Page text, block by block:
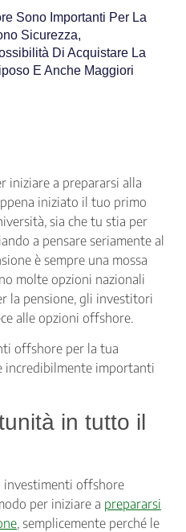
Sono Importanti Per La
Sicurezza,
Di Acquistare La
E Anche Maggiori
iniziare a prepararsi alla
iniziato il tuo primo
sia che tu stia per
a pensare seriamente al
è sempre una mossa
molte opzioni nazionali
la pensione, gli investitori
alle opzioni offshore.
offshore per la tua
incredibilmente importanti
in tutto il
investimenti offshore
per iniziare a prepararsi
, semplicemente perché le